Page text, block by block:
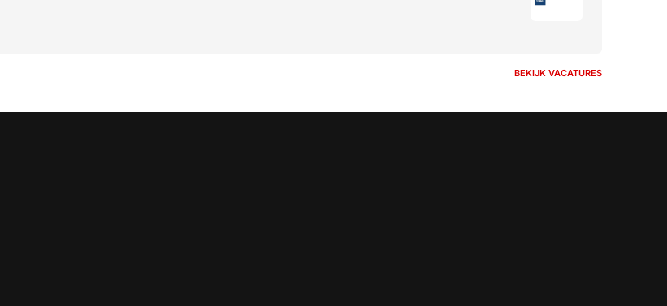
BEKIJK VACATURES